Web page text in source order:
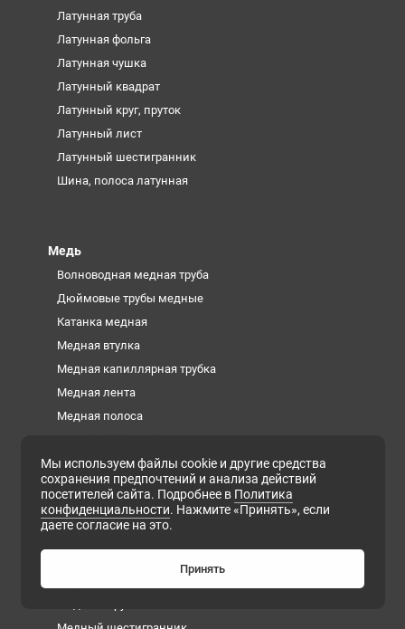
Латунная труба
Латунная фольга
Латунная чушка
Латунный квадрат
Латунный круг, пруток
Латунный лист
Латунный шестигранник
Шина, полоса латунная
Медь
Волноводная медная труба
Дюймовые трубы медные
Катанка медная
Медная втулка
Медная капиллярная трубка
Медная лента
Медная полоса
Медная труба
Медная фольга
Медная шина
Медный квадрат
Мы используем файлы cookie и другие средства
сохранения предпочтений и анализа действий
посетителей сайта. Подробнее в Политика
конфиденциальности. Нажмите «Принять», если
даете согласие на это.
Принять